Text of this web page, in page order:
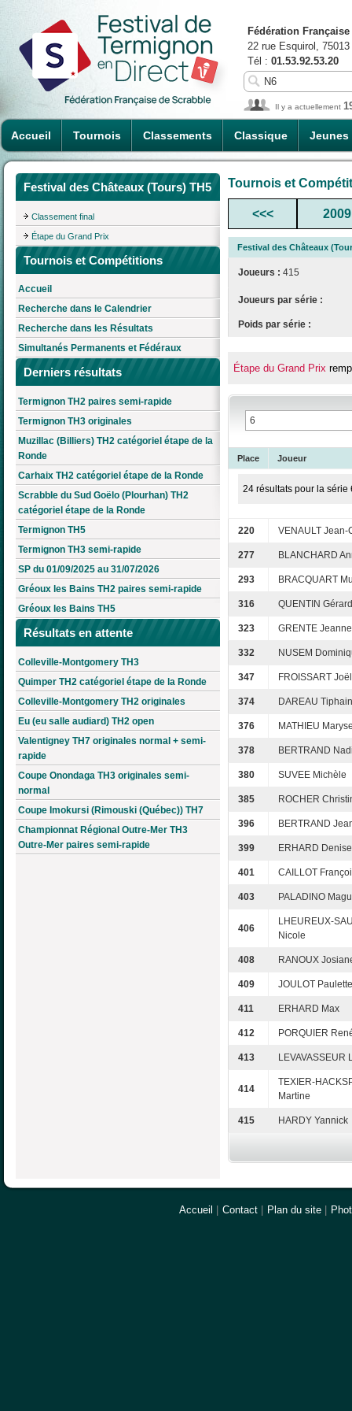
Accueil Tournois Classements Classique Jeunes
Fédération
22 rue Esquirol,
Tél : 01.53.92.53.20
Il y a actuellement
Festival des Châteaux (Tours) TH5
Classement final
Étape du Grand Prix
Tournois et Compétitions
Accueil
Recherche dans le Calendrier
Recherche dans les Résultats
Simultanés Permanents et Fédéraux
Derniers résultats
Termignon TH2 paires semi-rapide
Termignon TH3 originales
Muzillac (Billiers) TH2 catégoriel étape de la
Ronde
Carhaix TH2 catégoriel étape de la Ronde
Scrabble du Sud Goëlo (Plourhan) TH2
catégoriel étape de la Ronde
Termignon TH5
Termignon TH3 semi-rapide
SP du 01/09/2025 au 31/07/2026
Gréoux les Bains TH2 paires semi-rapide
Gréoux les Bains TH5
Résultats en attente
Colleville-Montgomery TH3
Quimper TH2 catégoriel étape de la Ronde
Colleville-Montgomery TH2 originales
Eu (eu salle audiard) TH2 open
Valentigney TH7 originales normal + semi-
rapide
Coupe Onondaga TH3 originales semi-
normal
Coupe Imokursi (Rimouski (Québec)) TH7
Championnat Régional Outre-Mer TH3
Outre-Mer paires semi-rapide
Tournois et
<<< 2009
Festival des Châteaux
Joueurs : 415
Joueurs par série :
Poids par série :
Étape du Grand Prix
Place Joueur
24 résultats pour la série
220 VENAULT Jean-
277 BLANCHARD
293 BRACQUART
316 QUENTIN Gérard
323 GRENTE
332 NUSEM
347 FROISSART Joël
374 DAREAU
376 MATHIEU
378 BERTRAND
380 SUVEE Michèle
385 ROCHER
396 BERTRAND
399 ERHARD Denise
401 CAILLOT
403 PALADINO
406
LHEUREUX-
Nicole
408 RANOUX
409 JOULOT Paulette
411 ERHARD Max
412 PORQUIER
413 LEVAVASSEUR
414
TEXIER-
Martine
415 HARDY Yannick
Accueil Contact Plan du site